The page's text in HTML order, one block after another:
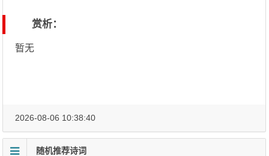
赏析：
暂无
2026-08-06 10:38:40
随机推荐诗词